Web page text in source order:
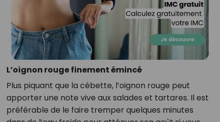
L’oignon rouge finement émincé
Plus piquant que la cébette, l’oignon rouge peut
apporter une note vive aux salades et tartares. Il est
préférable de le faire tremper quelques minutes